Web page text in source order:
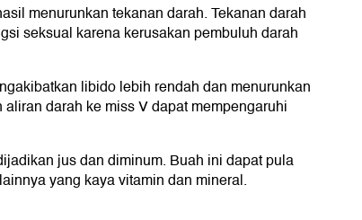
menurunkan tekanan darah. Tekanan darah
seksual karena kerusakan pembuluh darah
libido lebih rendah dan menurunkan
darah ke miss V dapat mempengaruhi
jus dan diminum. Buah ini dapat pula
yang kaya vitamin dan mineral.